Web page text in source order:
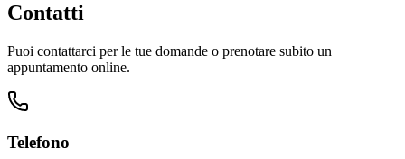
Contatti
Puoi contattarci per le tue domande o prenotare subito un
appuntamento online.
Telefono